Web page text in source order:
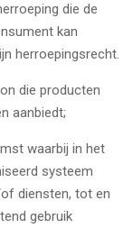
die de
kan
herroepingsrecht.
die producten
aanbiedt;
waarbij in het
systeem
diensten, tot en
gebruik